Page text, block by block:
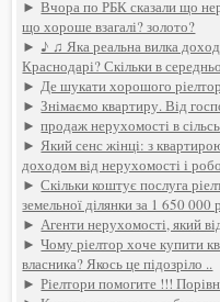
►Вчора по РБК сказали що
що хороше взагалі? золото?
► ♪ ♫ Яка реальна вилка
Краснодарі? Скільки в
►Де шукати хорошого
►Знімаємо квартиру. Від
►продаж нерухомості в
►Який сенс жінці: з
доходом від нерухомості і
►Скільки коштує послуга
земельної ділянки за 1 650 000
►Агенти нерухомості, який
►Чому ріелтор хоче купити
власника? Якось це підозріло ..
►Ріелтори помогите !!!